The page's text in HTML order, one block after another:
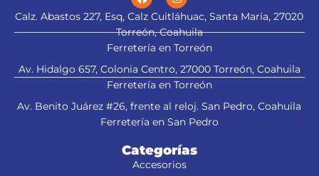
Calz. Abastos 227, Esq, Calz Cuitláhuac, Santa María, 27020
Torreón, Coahuila
Ferretería en Torreón
Av. Hidalgo 657, Colonia Centro, 27000 Torreón, Coahuila
Ferretería en Torreón
Av. Benito Juárez #26, frente al reloj. San Pedro, Coahuila
Ferretería en San Pedro
Categorías
Accesorios